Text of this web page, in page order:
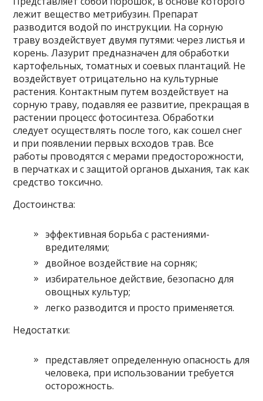
лежит вещество метрибузин. Препарат
разводится водой по инструкции. На сорную
траву воздействует двумя путями: через листья и
корень. Лазурит предназначен для обработки
картофельных, томатных и соевых плантаций. Не
воздействует отрицательно на культурные
растения. Контактным путем воздействует на
сорную траву, подавляя ее развитие, прекращая в
растении процесс фотосинтеза. Обработки
следует осуществлять после того, как сошел снег
и при появлении первых всходов трав. Все
работы проводятся с мерами предосторожности,
в перчатках и с защитой органов дыхания, так как
средство токсично.
Достоинства:
эффективная борьба с растениями-
вредителями;
двойное воздействие на сорняк;
избирательное действие, безопасно для
овощных культур;
легко разводится и просто применяется.
Недостатки:
представляет определенную опасность для
человека, при использовании требуется
осторожность.